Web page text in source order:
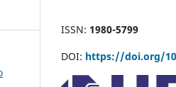
ISSN: 1980-5799
DOI: https://doi.org/